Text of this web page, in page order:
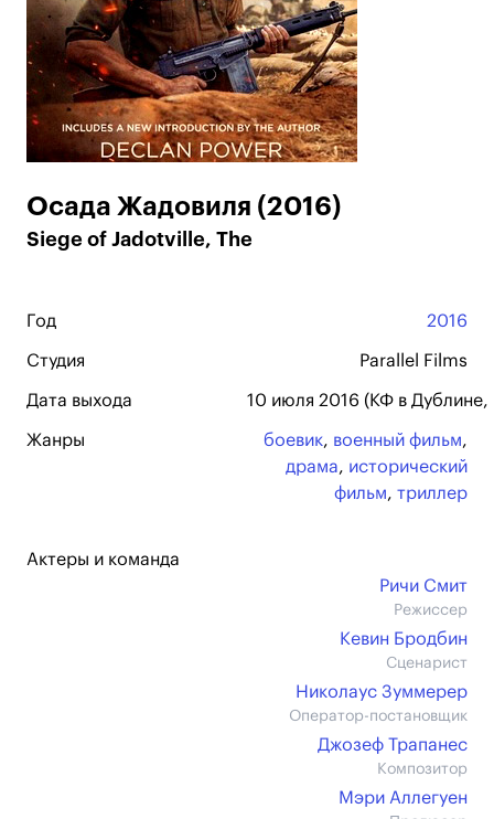
Осада Жадовиля (2016)
Siege of Jadotville, The
Год 2016
Студия Parallel Films
Дата выхода 10 июля 2016 (КФ в
Жанры боевик, военный фильм,
драма, исторический
фильм, триллер
Актеры и команда
Ричи Смит
Режиссер
Кевин Бродбин
Сценарист
Николаус Зуммерер
Оператор-постановщик
Джозеф Трапанес
Композитор
Мэри Аллегуен